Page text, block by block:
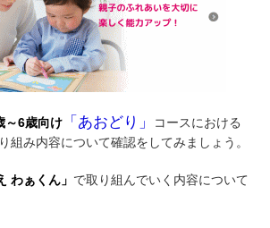
～6歳向け 「あおどり」
コースにおける
組み内容について確認をしてみましょう。
わぁくん」 で取り組んでいく内容について